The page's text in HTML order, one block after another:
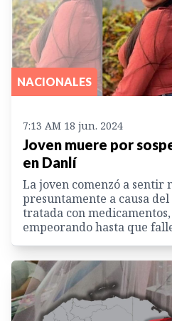
NACIONALES
7:13 AM 18 jun. 2024
Joven muere por
en Danlí
La joven comenzó a sentir
presuntamente a causa
tratada con
empeorando hasta que